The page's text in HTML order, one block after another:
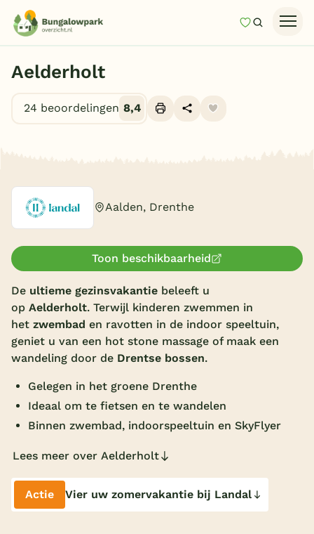
MijnZoeken
Top 12 aanbiedingen
Vakantiepark keuzehulp
Vakantieparken
Subtropisch zwembad
Overdekt zwembad
Wildwaterbaan
Indoor speeltuin
Keuzehulp
Bestemmingen
Aelderholt
24 beoordelingen 8,4
Aalden, Drenthe
Toon beschikbaarheid
De ultieme gezinsvakantie beleeft u
op Aelderholt. Terwijl kinderen zwemmen in
het zwembad en ravotten in de indoor speeltuin,
geniet u van een hot stone massage of maak een
wandeling door de Drentse bossen.
Gelegen in het groene Drenthe
Ideaal om te fietsen en te wandelen
Binnen zwembad, indoorspeeltuin en SkyFlyer
Lees meer over Aelderholt
Actie Vier uw zomervakantie bij Landal